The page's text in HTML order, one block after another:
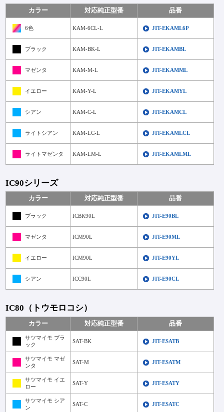
カラー 対応純正型番 品番
6色 KAM-6CL-L JIT-EKAML6P
ブラック KAM-BK-L JIT-EKAMBL
マゼンタ KAM-M-L JIT-EKAMML
イエロー KAM-Y-L JIT-EKAMYL
シアン KAM-C-L JIT-EKAMCL
ライトシアン KAM-LC-L JIT-EKAMLCL
ライトマゼンタ KAM-LM-L JIT-EKAMLML
IC90シリーズ
カラー 対応純正型番 品番
ブラック ICBK90L JIT-E90BL
マゼンタ ICM90L JIT-E90ML
イエロー ICM90L JIT-E90YL
シアン ICC90L JIT-E90CL
IC80（トウモロコシ）
カラー 対応純正型番 品番
サツマイモ ブラ
ック
SAT-BK JIT-ESATB
サツマイモ マゼ
ンタ
SAT-M JIT-ESATM
サツマイモ イエ
ロー
SAT-Y JIT-ESATY
サツマイモ シア
ン
SAT-C JIT-ESATC